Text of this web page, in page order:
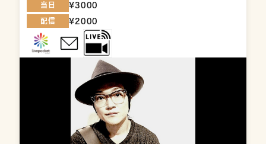
当日 ¥3000
配信 ¥2000